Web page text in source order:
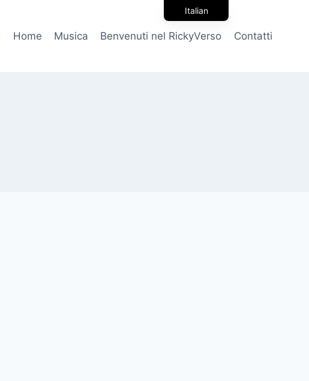
Home Musica Benvenuti nel RickyVerso Contatti
Italian
English